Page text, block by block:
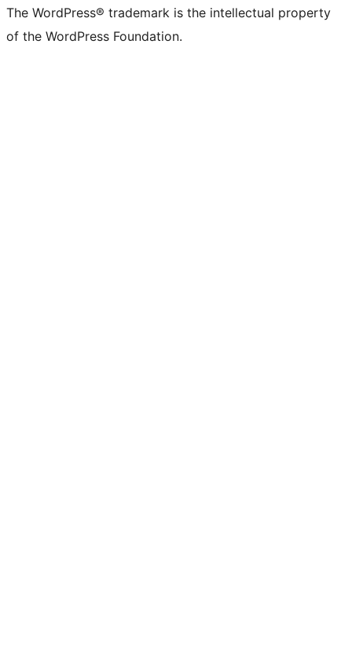
The WordPress® trademark is the intellectual property
of the WordPress Foundation.